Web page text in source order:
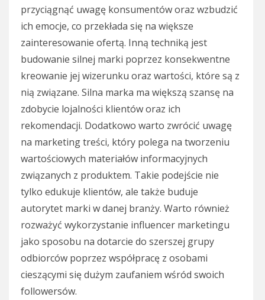
przyciągnąć uwagę konsumentów oraz wzbudzić
ich emocje, co przekłada się na większe
zainteresowanie ofertą. Inną techniką jest
budowanie silnej marki poprzez konsekwentne
kreowanie jej wizerunku oraz wartości, które są z
nią związane. Silna marka ma większą szansę na
zdobycie lojalności klientów oraz ich
rekomendacji. Dodatkowo warto zwrócić uwagę
na marketing treści, który polega na tworzeniu
wartościowych materiałów informacyjnych
związanych z produktem. Takie podejście nie
tylko edukuje klientów, ale także buduje
autorytet marki w danej branży. Warto również
rozważyć wykorzystanie influencer marketingu
jako sposobu na dotarcie do szerszej grupy
odbiorców poprzez współpracę z osobami
cieszącymi się dużym zaufaniem wśród swoich
followersów.